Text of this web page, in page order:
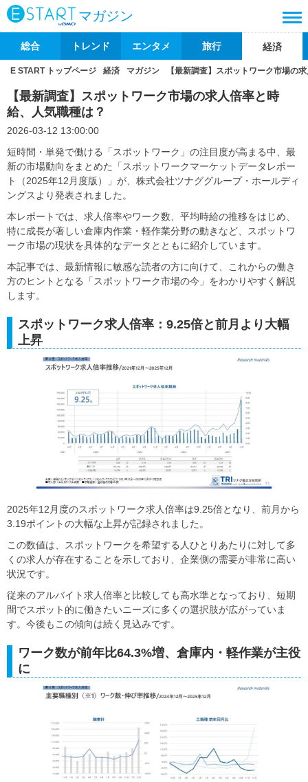
マガジン
総合 トレンド エンタメ 旅行 経済
E START トップページ 経済 マガジン 【最新調査】スポットワーク市場の
【最新調査】スポットワーク市場の求人倍率と時
給、人気職種は？
2026-03-12 13:00:00
短時間・単発で働ける「スポットワーク」の注目度が高まる中、最
新の市場動向をまとめた「スポットワークマーケットデータレポー
ト（2025年12月度版）」が、株式会社ツナググループ・ホールディ
ングスより発表されました。
本レポートでは、求人倍率やワーク数、平均時給の推移をはじめ、
特に成長が著しい倉庫内作業・軽作業分野の動きなど、スポットワ
ーク市場の現状を具体的なデータとともに紹介しています。
本記事では、最新情報に敏感な読者の方に向けて、これからの働き
方のヒントとなる「スポットワーク市場の今」をわかりやすく解説
します。
スポットワーク求人倍率：9.25倍と前月より大幅
上昇
2025年12月度のスポットワーク求人倍率は9.25倍となり、前月から
3.19ポイントの大幅な上昇が記録されました。
この数値は、スポットワークを希望する人ひとりあたりに対して多
くの求人が存在することを示しており、企業側の需要が非常に高い
状況です。
従来のアルバイト求人倍率と比較しても高水準となっており、短期
間でスポット的に働きたいニーズに多くの選択肢が広がっていま
す。今後もこの傾向は続く見込みです。
ワーク数が前年比64.3%増、倉庫内・軽作業が主役
に